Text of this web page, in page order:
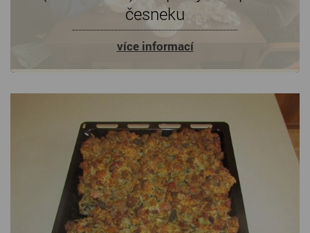
česneku
více informací